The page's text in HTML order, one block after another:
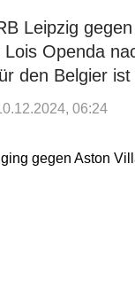
Leipzig
Openda
den Belgier
06:24